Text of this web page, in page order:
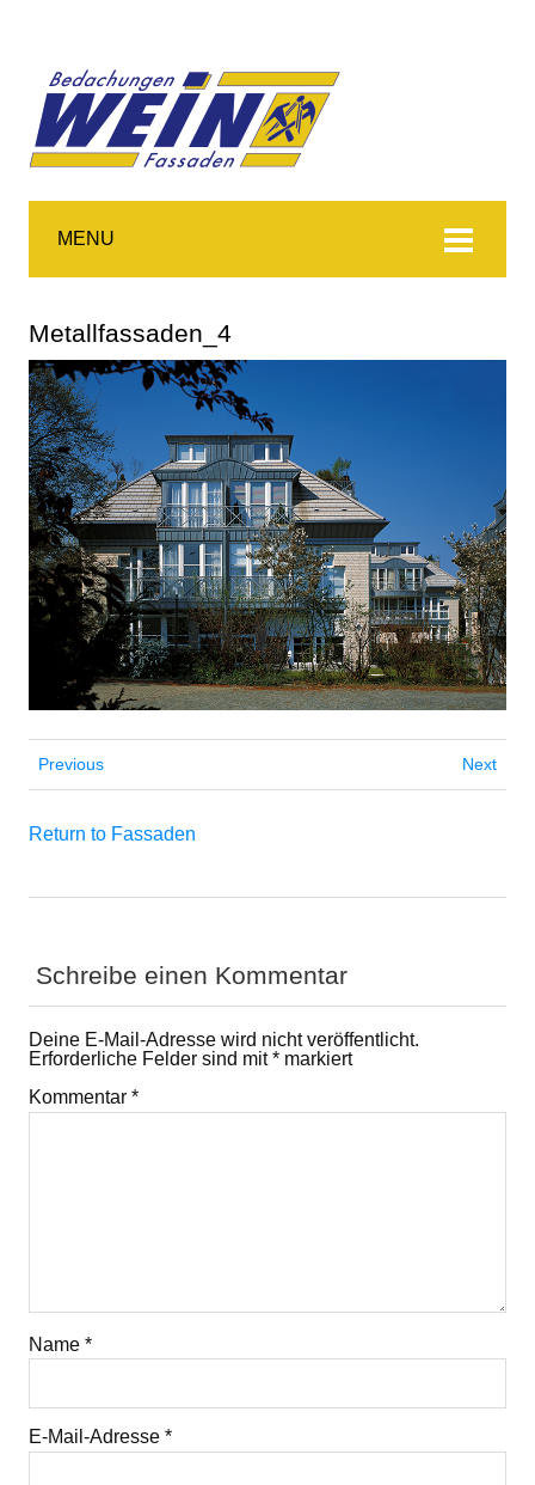
MENU
Metallfassaden_4
Previous Next
Return to Fassaden
Schreibe einen Kommentar
Deine E-Mail-Adresse wird nicht veröffentlicht.
Erforderliche Felder sind mit* markiert
Kommentar *
Name *
E-Mail-Adresse *